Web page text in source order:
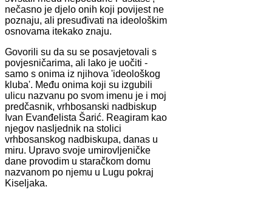
nečasno je djelo onih koji povijest ne
poznaju, ali presuđivati na ideološkim
osnovama itekako znaju.
Govorili su da su se posavjetovali s
povjesničarima, ali lako je uočiti -
samo s onima iz njihova 'ideološkog
kluba'. Među onima koji su izgubili
ulicu nazvanu po svom imenu je i moj
predčasnik, vrhbosanski nadbiskup
Ivan Evanđelista Šarić. Reagiram kao
njegov nasljednik na stolici
vrhbosanskog nadbiskupa, danas u
miru. Upravo svoje umirovljeničke
dane provodim u staračkom domu
nazvanom po njemu u Lugu pokraj
Kiseljaka.